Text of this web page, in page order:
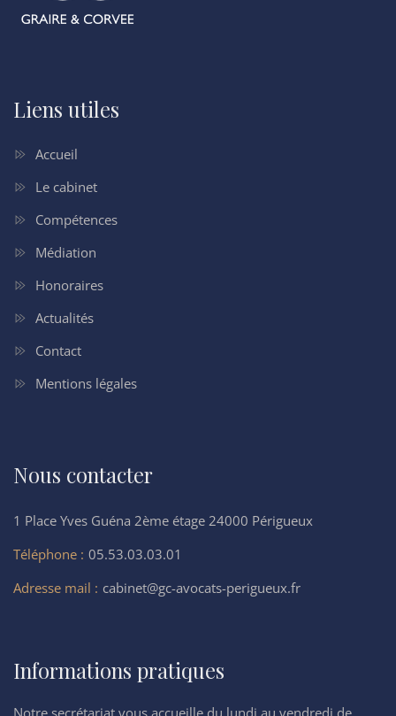
Liens utiles
Accueil
Le cabinet
Compétences
Médiation
Honoraires
Actualités
Contact
Mentions légales
Nous contacter
1 Place Yves Guéna 2ème étage 24000 Périgueux
Téléphone : 05.53.03.03.01
Adresse mail : cabinet@gc-avocats-perigueux.fr
Informations pratiques
Notre secrétariat vous accueille du lundi au vendredi de